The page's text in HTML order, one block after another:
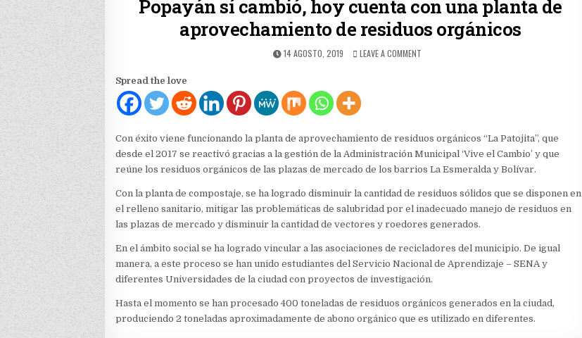
Popayán sí cambió, hoy cuenta con una planta de
aprovechamiento de residuos orgánicos
PUBLISHED
14 AGOSTO, 2019 LEAVE A COMMENTON
UNA
PLANTA
DE
APROVECHAMIENTO
RESIDUOS
ORGÁNICOS
Spread the love
Con éxito viene funcionando la planta de aprovechamiento de residuos orgánicos “La Patojita”, que
desde el 2017 se reactivó gracias a la gestión de la Administración Municipal ‘Vive el Cambio’ y que
reúne los residuos orgánicos de las plazas de mercado de los barrios La Esmeralda y Bolívar.
Con la planta de compostaje, se ha logrado disminuir la cantidad de residuos sólidos que se disponen en
el relleno sanitario, mitigar las problemáticas de salubridad por el inadecuado manejo de residuos en
las plazas de mercado y disminuir la cantidad de vectores y roedores generados.
En el ámbito social se ha logrado vincular a las asociaciones de recicladores del municipio. De igual
manera, a este proceso se han unido estudiantes del Servicio Nacional de Aprendizaje – SENA y
diferentes Universidades de la ciudad con proyectos de investigación.
Hasta el momento se han procesado 400 toneladas de residuos orgánicos generados en la ciudad,
produciendo 2 toneladas aproximadamente de abono orgánico que es utilizado en diferentes.